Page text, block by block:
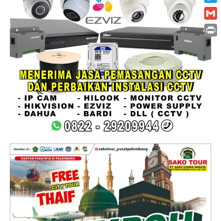
Print